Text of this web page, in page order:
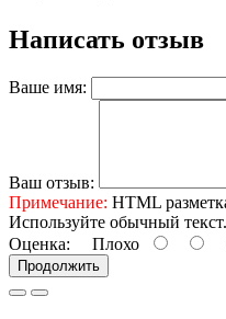
Написать отзыв
Ваше имя:
Ваш отзыв:
Примечание: HTML
Используйте обычный текст.
Оценка: Плохо
Продолжить